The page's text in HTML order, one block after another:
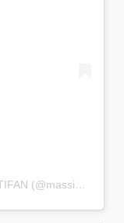
Un post condiviso da MASSIMOGILETTIFAN (@massimogilettifans)